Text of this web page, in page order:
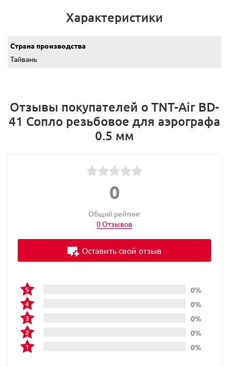
Характеристики
Страна производства
Тайвань
Отзывы покупателей о TNT-Air BD-
41 Сопло резьбовое для аэрографа
0.5 мм
0
Общий рейтинг
0 Отзывов
0%
0%
0%
0%
0%
Оставить свой отзыв